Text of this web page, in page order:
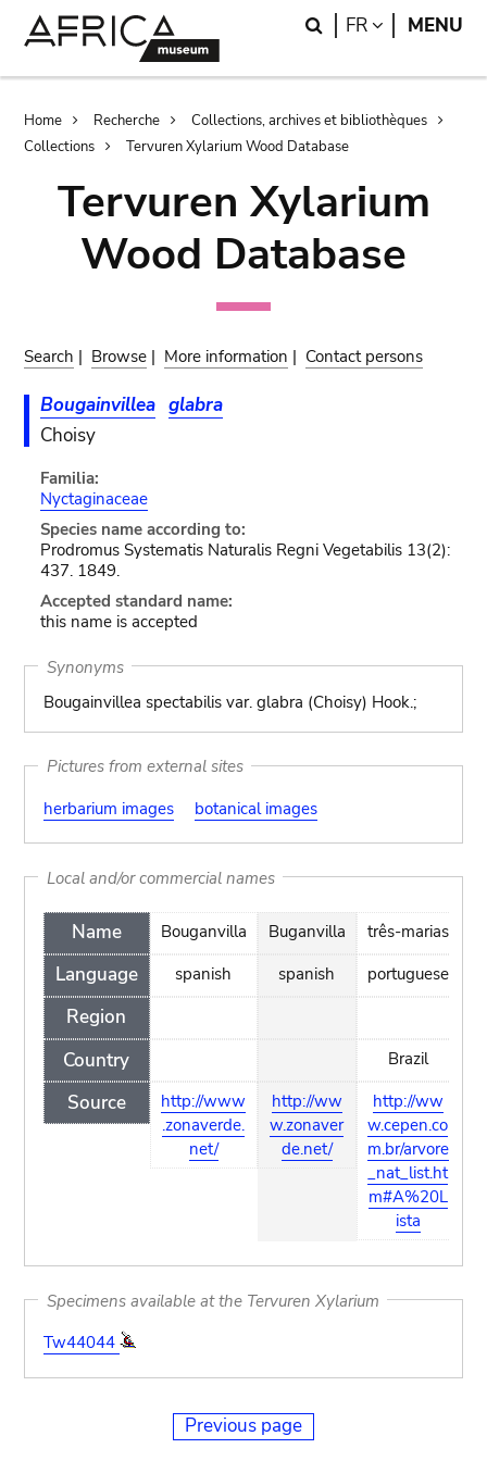
Search
FR LANGUAGE
MENU
Breadcrumb
Home Recherche
Collections, archives et bibliothèques
Collections
Tervuren Xylarium Wood Database
Tervuren Xylarium
Wood Database
Search | Browse | More information | Contact persons
Bougainvillea glabra
Choisy
Familia:
Nyctaginaceae
Species name according to:
Prodromus Systematis Naturalis Regni Vegetabilis 13(2):
437. 1849.
Accepted standard name:
this name is accepted
Synonyms
Bougainvillea spectabilis var. glabra (Choisy) Hook.;
Pictures from external sites
herbarium images
botanical images
Local and/or commercial names
Name
Language
Region
Country
Source
Bouganvilla
spanish
http://www
.zonaverde.
net/
Buganvilla
spanish
http://ww
w.zonaver
de.net/
três-marias
portuguese
Brazil
http://ww
w.cepen.co
m.br/arvore
_nat_list.ht
m#A%20L
ista
Specimens available at the Tervuren Xylarium
Tw44044
Previous page